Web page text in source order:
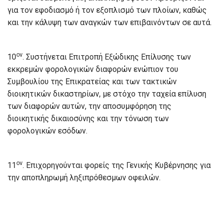
για τον εφοδιασμό ή τον εξοπλισμό των πλοίων, καθώς
και την κάλυψη των αναγκών των επιβαινόντων σε αυτά.
10ον. Συστήνεται Επιτροπή Εξώδικης Επίλυσης των
εκκρεμών φορολογικών διαφορών ενώπιον του
Συμβουλίου της Επικρατείας και των τακτικών
διοικητικών δικαστηρίων, με στόχο την ταχεία επίλυση
των διαφορών αυτών, την αποσυμφόρηση της
διοικητικής δικαιοσύνης και την τόνωση των
φορολογικών εσόδων.
11 ον. Επιχορηγούνται φορείς της Γενικής Κυβέρνησης για
την αποπληρωμή ληξιπρόθεσμων οφειλών.